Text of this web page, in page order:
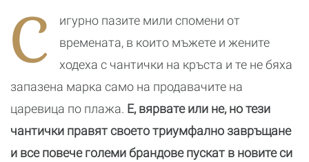
С
игурно пазите мили спомени от
времената, в които мъжете и жените
ходеха с чантички на кръста и те не бяха
запазена марка само на продавачите на
царевица по плажа. Е, вярвате или не, но тези
чантички правят своето триумфално завръщане
и все повече големи брандове пускат в новите си